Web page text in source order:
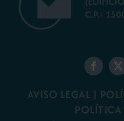
AVISO LEGAL |